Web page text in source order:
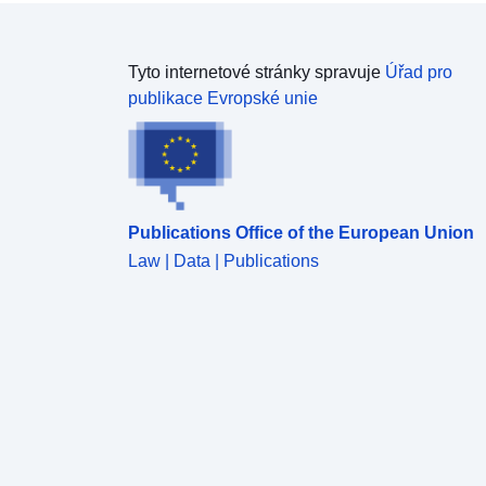
dubna 2006 a oběžník ze dne 7. června 2007 o
vypracování hlukových map a plánů prevence hluku
výpočtu a výsledky Čekám na tebe.Údaje pro tuto
část byly shromážděny v souladu s těmito texty.
Tyto ukazatele odpovídají dopadajícímu hluku na
fasádách. Zastoupené ukazatele jsou vyjádřeny v
dB(A) a odrážejí pojem celkového nepohodlí nebo
zdravotního rizika. Údaje v tomto souboru údajů se
Tyto internetové stránky spravuje Úřad pro
publikace Evropské unie
Publications Office of the European Union
Law | Data | Publications